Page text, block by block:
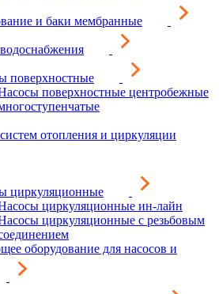
и баки мембранные
поверхностные
поверхностные центробежные
отопления и циркуляции
циркуляционные
циркуляционные ин-лайн
циркуляционные с резьбовым
оборудование для насосов и